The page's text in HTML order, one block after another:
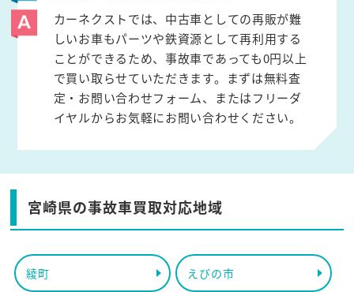
カーネクストでは、中古車としての再販が難
しいお車もパーツや鉄資源として再利用する
ことができるため、事故車であっても0円以上
で買い取らせていただきます。まずは無料査
定・お問い合わせフォーム、またはフリーダ
イヤルからお気軽にお問い合わせください。
宮崎県の事故車買取対応地域
綾町 えびの市